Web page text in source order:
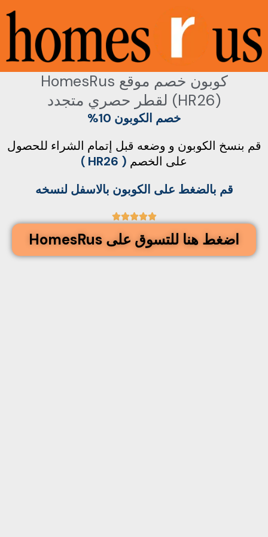
المحتوى
كوبون خصم موقع HomesRus
(HR26) لقطر حصري متجدد
خصم الكوبون
قم بنسخ الكوبون و وضعه قبل إتمام الشراء للحصول
على الخصم ( HR26
)
قم بالضغط على الكوبون بالاسفل لنسخه





5
5
اضغط هنا للتسوق على HomesRus